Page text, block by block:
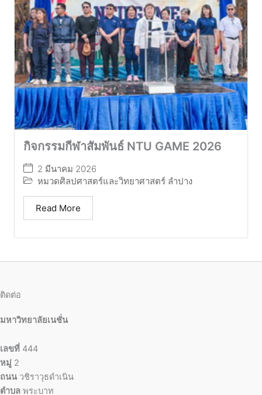
กิจกรรมกีฬาสัมพันธ์ NTU GAME 2026
2 มีนาคม 2026
หมวดศิลปศาสตร์และวิทยาศาสตร์ ลำปาง
Read More
ติดต่อ
มหาวิทยาลัยเนชั่น
เลขที่ 444
หมู่ 2
ถนน วชิราวุธดำเนิน
ตำบล พระบาท